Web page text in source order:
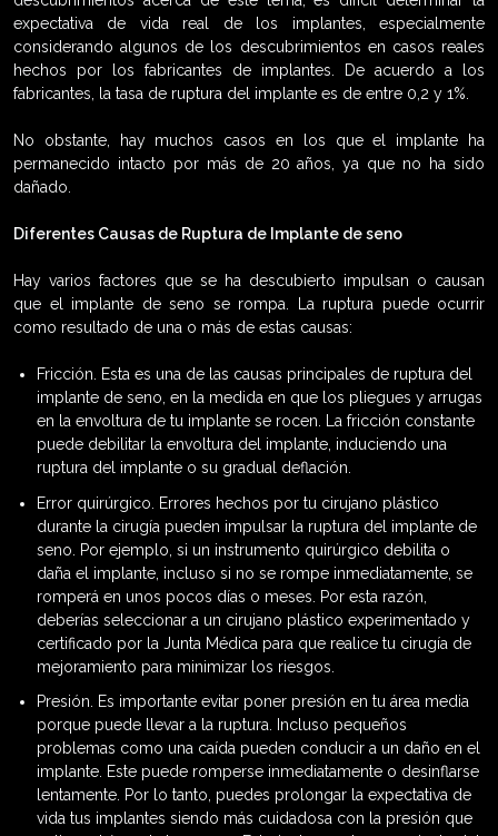
expectativa de vida real de los implantes, especialmente
considerando algunos de los descubrimientos en casos reales
hechos por los fabricantes de implantes. De acuerdo a los
fabricantes, la tasa de ruptura del implante es de entre 0,2 y 1%.
No obstante, hay muchos casos en los que el implante ha
permanecido intacto por más de 20 años, ya que no ha sido
dañado.
Diferentes Causas de Ruptura de Implante de seno
Hay varios factores que se ha descubierto impulsan o causan
que el implante de seno se rompa. La ruptura puede ocurrir
como resultado de una o más de estas causas:
Fricción. Esta es una de las causas principales de ruptura del
implante de seno, en la medida en que los pliegues y arrugas
en la envoltura de tu implante se rocen. La fricción constante
puede debilitar la envoltura del implante, induciendo una
ruptura del implante o su gradual deflación.
Error quirúrgico. Errores hechos por tu cirujano plástico
durante la cirugía pueden impulsar la ruptura del implante de
seno. Por ejemplo, si un instrumento quirúrgico debilita o
daña el implante, incluso si no se rompe inmediatamente, se
romperá en unos pocos días o meses. Por esta razón,
deberías seleccionar a un cirujano plástico experimentado y
certificado por la Junta Médica para que realice tu cirugía de
mejoramiento para minimizar los riesgos.
Presión. Es importante evitar poner presión en tu área media
porque puede llevar a la ruptura. Incluso pequeños
problemas como una caída pueden conducir a un daño en el
implante. Este puede romperse inmediatamente o desinflarse
lentamente. Por lo tanto, puedes prolongar la expectativa de
vida tus implantes siendo más cuidadosa con la presión que